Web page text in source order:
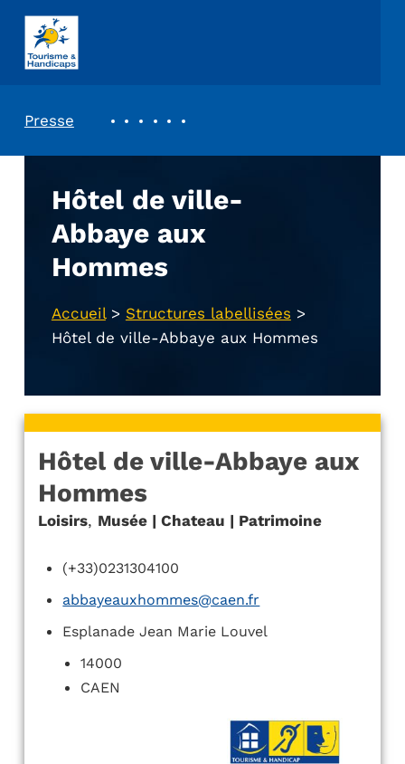
ASSOCIATION TOURISME ET HANDICAPS
Presse
Hôtel de ville-
Abbaye aux
Hommes
Accueil> Structures labellisées >
Hôtel de ville-Abbaye aux Hommes
Hôtel de ville-Abbaye aux
Hommes
Loisirs, Musée | Chateau | Patrimoine
(+33)0231304100
abbayeauxhommes@caen.fr
Esplanade Jean Marie Louvel
14000
CAEN